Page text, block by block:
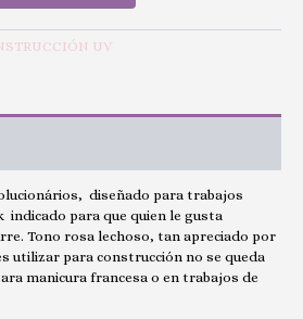
UV
diseñado para trabajos
indicado para que quien le gusta
Tono rosa lechoso, tan apreciado por
utilizar para construcción no se queda
manicura francesa o en trabajos de